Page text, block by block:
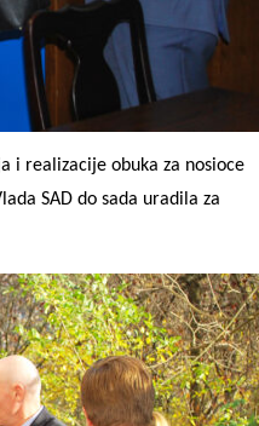
i realizacije obuka za nosioce
SAD do sada uradila za